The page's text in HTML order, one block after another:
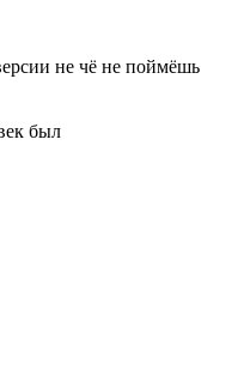
не чё не поймёшь
был